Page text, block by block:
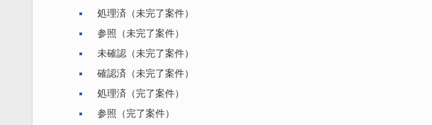
処理済（未完了案件）
参照（未完了案件）
未確認（未完了案件）
確認済（未完了案件）
処理済（完了案件）
参照（完了案件）